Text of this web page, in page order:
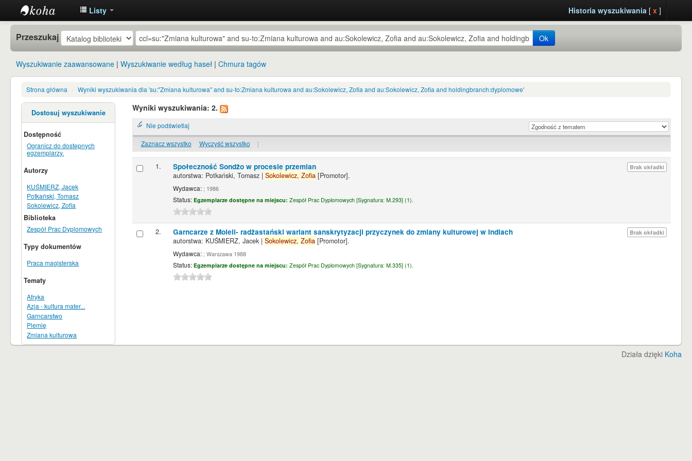
Instytut
Etnologii i
Antropologii
Kulturowej
UW
Listy Historia wyszukiwania[ x ]
Przeszukaj Ok
Wyszukiwanie zaawansowane Wyszukiwanie według haseł Chmura tagów
Strona główna › Wyniki wyszukiwania dla 'su:"Zmiana kulturowa" and su-to:Zmiana kulturowa and au:Sokolewicz, Zofia and au:Sokolewicz, Zofia and holdingbranch:dyplomowe'
Dostosuj wyszukiwanie
Dostępność
Ogranicz do dostępnych
egzemplarzy.
Autorzy
KUŚMIERZ, Jacek
Potkański, Tomasz
Sokolewicz, Zofia
Biblioteka
Zespół Prac Dyplomowych
Typy dokumentów
Praca magisterska
Tematy
Afryka
Azja - kultura mater...
Garncarstwo
Plemię
Zmiana kulturowa
Wyniki wyszukiwania: 2.
Nie podświetlaj
Zaznacz wszystko Wyczyść wszystko |
1. Brak okładki
Społeczność Sondżo w procesie przemian
autorstwa: Potkański, Tomasz| Sokolewicz, Zofia[Promotor].
Wydawca: ; 1986
Status: Egzemplarze dostępne na miejscu: Zespół Prac Dyplomowych [Sygnatura: M.293] (1).
2. Brak okładki
Garncarze z Moleli- radżastański wariant sanskrytyzacji przyczynek do zmiany kulturowej w Indiach
autorstwa: KUŚMIERZ, Jacek| Sokolewicz, Zofia[Promotor].
Wydawca: ; Warszawa 1988
Status: Egzemplarze dostępne na miejscu: Zespół Prac Dyplomowych [Sygnatura: M.335] (1).
Działa dzięki Koha